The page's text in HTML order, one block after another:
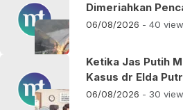
Dimeriahkan
06/08/2026 - 40
Ketika Jas Putih
Kasus dr Elda
06/08/2026 - 30